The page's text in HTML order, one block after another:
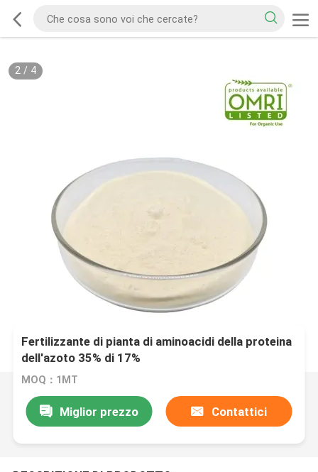
2/ 4
Fertilizzante di pianta di aminoacidi della proteina
dell'azoto 35% di 17%
MOQ：1MT
Miglior prezzo Contattici